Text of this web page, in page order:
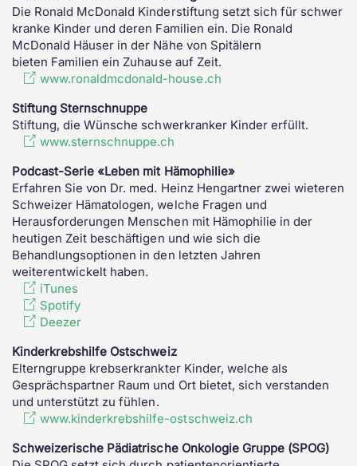
Die Ronald McDonald Kinderstiftung setzt sich für schwer
kranke Kinder und deren Familien ein. Die Ronald
McDonald Häuser in der Nähe von Spitälern
bieten Familien ein Zuhause auf Zeit.
www.ronaldmcdonald-house.ch
Stiftung Sternschnuppe
Stiftung, die Wünsche schwerkranker Kinder erfüllt.
www.sternschnuppe.ch
Podcast-Serie «Leben mit Hämophilie»
Erfahren Sie von Dr. med. Heinz Hengartner zwei wieteren
Schweizer Hämatologen, welche Fragen und
Herausforderungen Menschen mit Hämophilie in der
heutigen Zeit beschäftigen und wie sich die
Behandlungsoptionen in den letzten Jahren
weiterentwickelt haben.
iTunes
Spotify
Deezer
Kinderkrebshilfe Ostschweiz
Elterngruppe krebserkrankter Kinder, welche als
Gesprächspartner Raum und Ort bietet, sich verstanden
und unterstützt zu fühlen.
www.kinderkrebshilfe-ostschweiz.ch
Schweizerische Pädiatrische Onkologie Gruppe (SPOG)